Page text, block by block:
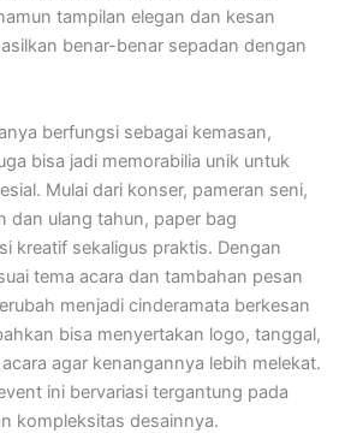
tampilan elegan dan kesan
benar-benar sepadan dengan
berfungsi sebagai kemasan,
bisa jadi memorabilia unik untuk
Mulai dari konser, pameran seni,
dan ulang tahun, paper bag
kreatif sekaligus praktis. Dengan
tema acara dan tambahan pesan
menjadi cinderamata berkesan
bisa menyertakan logo, tanggal,
agar kenangannya lebih melekat.
ini bervariasi tergantung pada
kompleksitas desainnya.